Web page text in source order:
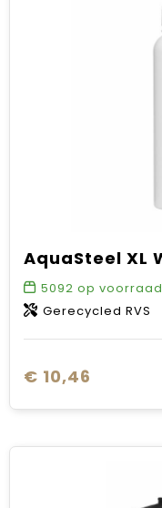
5092 op voorraad
Gerecycled RVS
€ 10,46